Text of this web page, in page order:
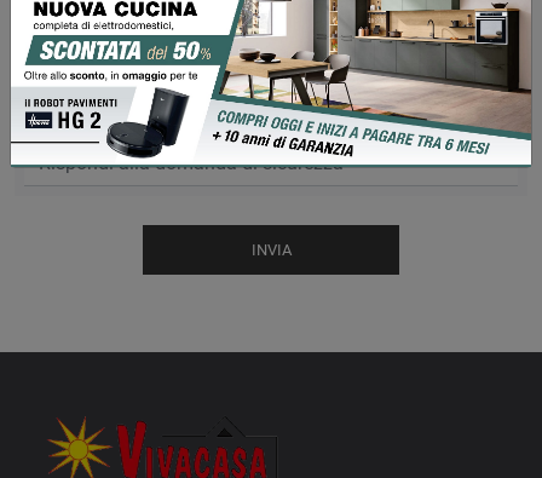
Acconsento all'informativa sulla privacy
Scrivere la parola "Fragole" al singolare
INVIA